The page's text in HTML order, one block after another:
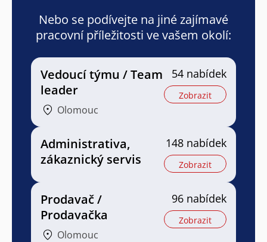
Nebo se podívejte na jiné zajímavé
pracovní příležitosti ve vašem okolí:
Vedoucí týmu / Team
leader
Olomouc
54 nabídek
Zobrazit
Administrativa,
zákaznický servis
148 nabídek
Zobrazit
Prodavač /
Prodavačka
Olomouc
96 nabídek
Zobrazit